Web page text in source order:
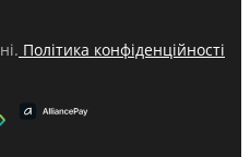
Політика конфіденційності